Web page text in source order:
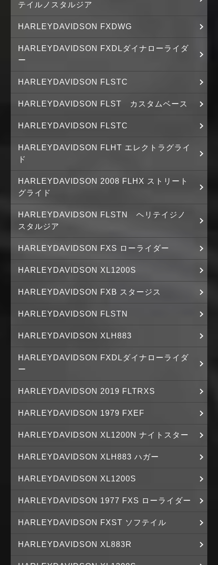
テイルノスタルジア
HARLEYDAVIDSON FXDWG
HARLEYDAVIDSON FXDLダイナローライダ
ー
HARLEYDAVIDSON FLSTC
HARLEYDAVIDSON FLST カスタムベース
HARLEYDAVIDSON FLSTC
HARLEYDAVIDSON FLHT エレクトラグライ
ド
HARLEYDAVIDSON 2008 FLHX ストリート
グライド
HARLEYDAVIDSON FLSTN ヘリテイジノ
スタルジア
HARLEYDAVIDSON FXS ローライダー
HARLEYDAVIDSON XL1200S
HARLEYDAVIDSON FXB スタージス
HARLEYDAVIDSON FLSTN
HARLEYDAVIDSON XLH883
HARLEYDAVIDSON FXDLダイナローライダ
ー
HARLEYDAVIDSON 2019 FLTRXS
HARLEYDAVIDSON 1979 FXEF
HARLEYDAVIDSON XL1200N ナイトスター
HARLEYDAVIDSON XLH883 ハガー
HARLEYDAVIDSON XL1200S
HARLEYDAVIDSON 1977 FXS ローライダー
HARLEYDAVIDSON FXST ソフテイル
HARLEYDAVIDSON XL883R